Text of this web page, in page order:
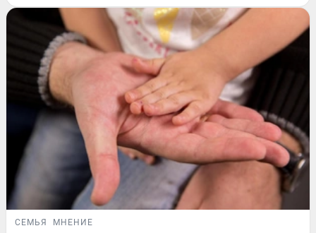
СЕМЬЯ МНЕНИЕ